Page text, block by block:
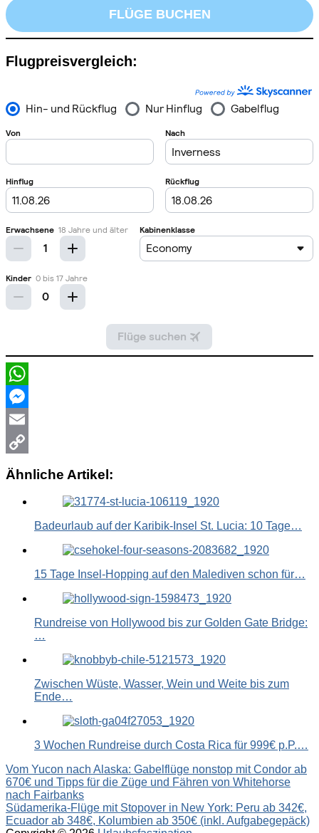
FLÜGE BUCHEN
Flugpreisvergleich:
WhatsApp
Messenger
Email
Ähnliche Artikel:
Badeurlaub auf der Karibik-Insel St. Lucia: 10 Tage…
15 Tage Insel-Hopping auf den Malediven schon für…
Rundreise von Hollywood bis zur Golden Gate Bridge:
…
Zwischen Wüste, Wasser, Wein und Weite bis zum
Ende…
3 Wochen Rundreise durch Costa Rica für 999€ p.P.…
Beitragsnavigation
Vom Yucon nach Alaska: Gabelflüge nonstop mit Condor ab
670€ und Tipps für die Züge und Fähren von Whitehorse
nach Fairbanks
Südamerika-Flüge mit Stopover in New York: Peru ab 342€,
Ecuador ab 348€, Kolumbien ab 350€ (inkl. Aufgabegepäck)